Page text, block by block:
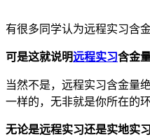
有很多同学认为远程实习含
可是这就说明远程实习含金
当然不是，远程实习含金量
一样的，无非就是你所在的
无论是远程实习还是实地实